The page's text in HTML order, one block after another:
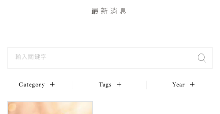
最新消息
Category Tags Year